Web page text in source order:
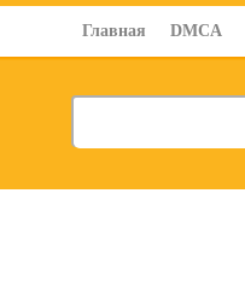
Главная DMCA